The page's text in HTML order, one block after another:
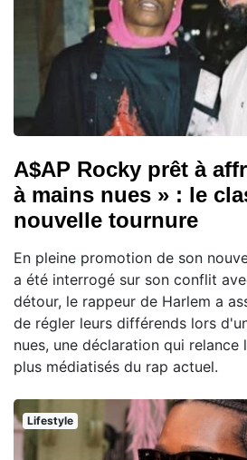
A$AP Rocky prêt à
à mains nues » : le
nouvelle tournure
En pleine promotion de son
a été interrogé sur son conflit
détour, le rappeur de Harlem a
de régler leurs différends lors
nues, une déclaration qui relance
plus médiatisés du rap actuel.
Lifestyle